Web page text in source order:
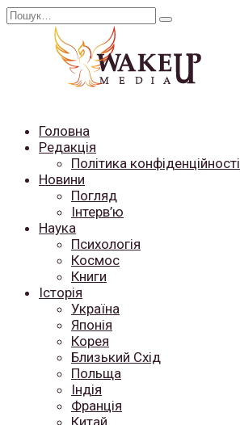
Перейти
Search
Головна
Редакція
Політика конфіденційності
Новини
Погляд
Інтерв’ю
Наука
Психологія
Космос
Книги
Історія
Україна
Японія
Корея
Близький Схід
Польща
Індія
Франція
Китай